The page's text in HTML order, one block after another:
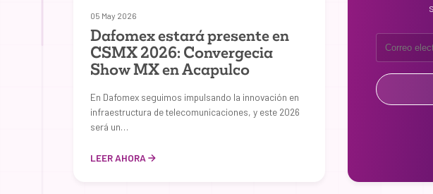
05 May 2026
Dafomex estará presente en
CSMX 2026: Convergecia
Show MX en Acapulco
En Dafomex seguimos impulsando la innovación en
infraestructura de telecomunicaciones, y este 2026
será un…
LEER AHORA